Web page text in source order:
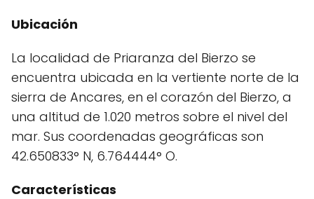
Ubicación
La localidad de Priaranza del Bierzo se
encuentra ubicada en la vertiente norte de la
sierra de Ancares, en el corazón del Bierzo, a
una altitud de 1.020 metros sobre el nivel del
mar. Sus coordenadas geográficas son
42.650833° N, 6.764444° O.
Características